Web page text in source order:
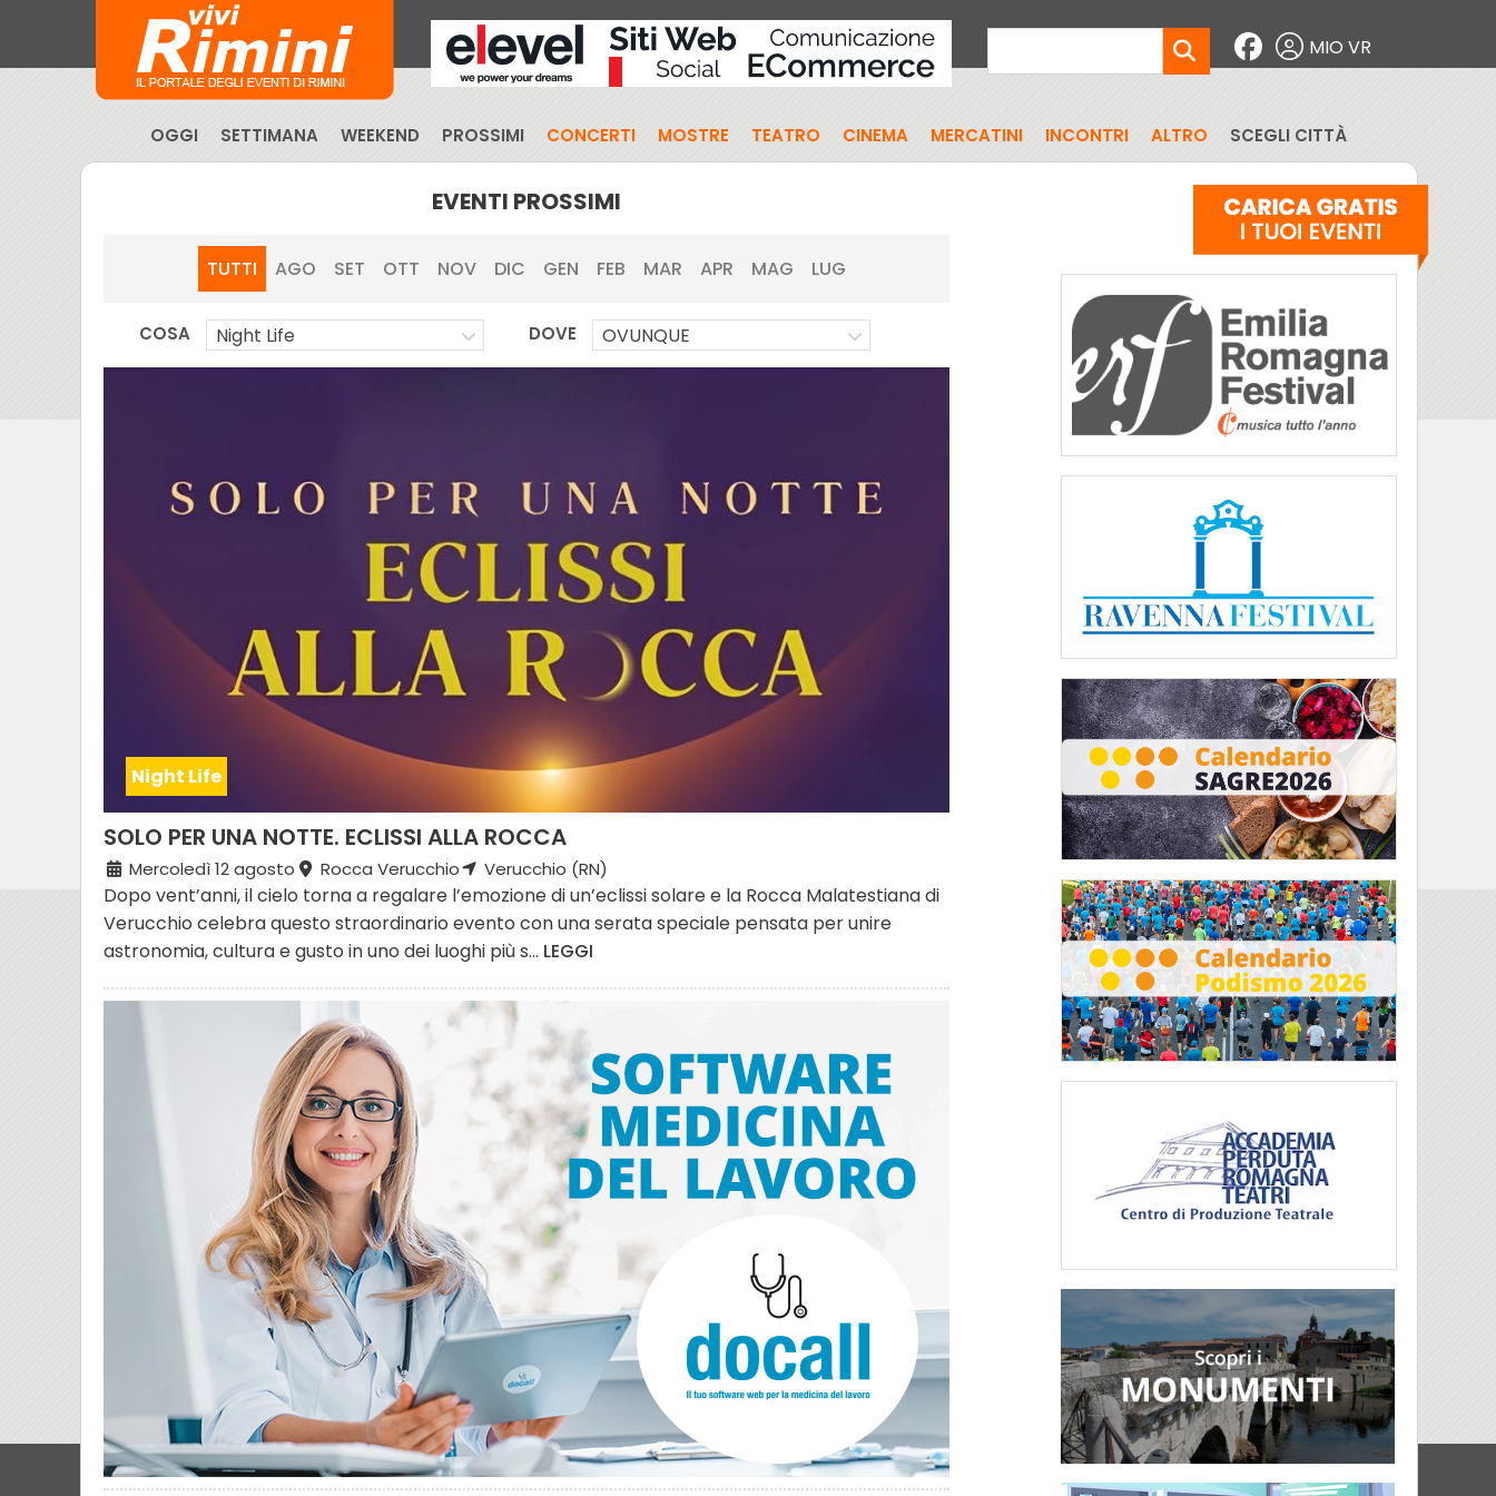
MIO VR
OGGI SETTIMANA WEEKEND PROSSIMI CONCERTI MOSTRE TEATRO CINEMA MERCATINI INCONTRI ALTRO SCEGLI CITTÀ
EVENTI PROSSIMI
TUTTI AGO SET OTT NOV DIC GEN FEB MAR APR MAG LUG
COSA Night Life DOVE OVUNQUE
Night Life
SOLO PER UNA NOTTE. ECLISSI ALLA ROCCA
Mercoledì 12 agosto Rocca Verucchio Verucchio (RN)
Dopo vent’anni, il cielo torna a regalare l’emozione di un’eclissi solare e la Rocca Malatestiana di
Verucchio celebra questo straordinario evento con una serata speciale pensata per unire
astronomia, cultura e gusto in uno dei luoghi più s... LEGGI